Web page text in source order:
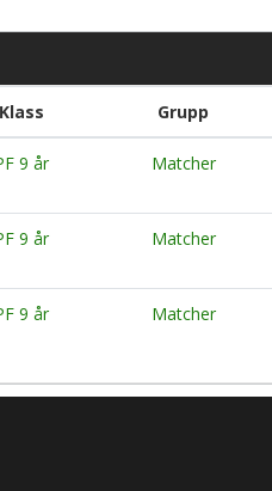
Klass Grupp
9 år Matcher
9 år Matcher
9 år Matcher